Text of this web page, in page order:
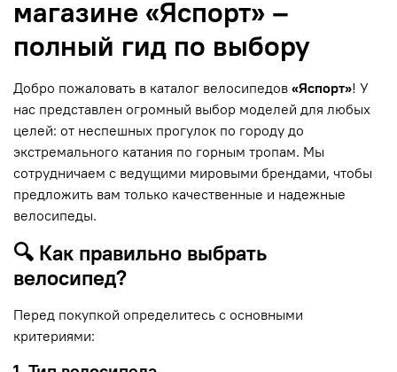
магазине «Яспорт» –
полный гид по выбору
Добро пожаловать в каталог велосипедов «Яспорт»! У
нас представлен огромный выбор моделей для любых
целей: от неспешных прогулок по городу до
экстремального катания по горным тропам. Мы
сотрудничаем с ведущими мировыми брендами, чтобы
предложить вам только качественные и надежные
велосипеды.
🔍 Как правильно выбрать
велосипед?
Перед покупкой определитесь с основными
критериями: